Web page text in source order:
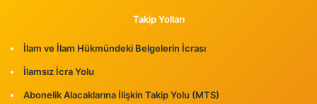
Takip Yolları
İlam ve İlam Hükmündeki Belgelerin İcrası
İlamsız İcra Yolu
Abonelik Alacaklarına İlişkin Takip Yolu (MTS)